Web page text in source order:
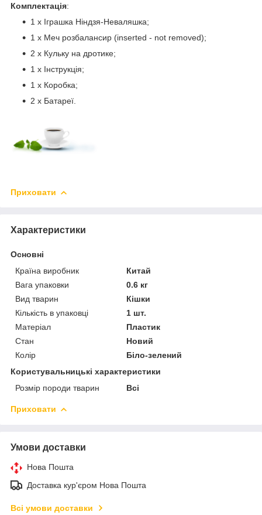
Комплектація:
1 х Іграшка Ніндзя-Неваляшка;
1 х Меч розбалансир (inserted - not removed);
2 х Кульку на дротике;
1 х Інструкція;
1 х Коробка;
2 х Батареї.
Приховати
Характеристики
Основні
Країна виробник
Китай
Вага упаковки
0.6 кг
Вид тварин
Кішки
Кількість в упаковці
1 шт.
Матеріал
Пластик
Стан
Новий
Колір
Біло-зелений
Користувальницькі характеристики
Розмір породи тварин
Всі
Приховати
Умови доставки
Нова Пошта
Доставка кур'єром Нова Пошта
Всі умови доставки